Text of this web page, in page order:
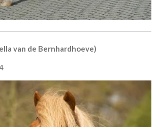
van de Bernhardhoeve)